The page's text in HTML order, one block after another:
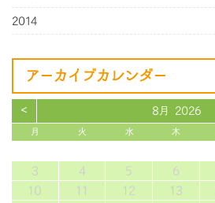
2014
アーカイブカレンダー
< 8月 2026
月 火 水 木
3
4 5 6
10
11 12 13